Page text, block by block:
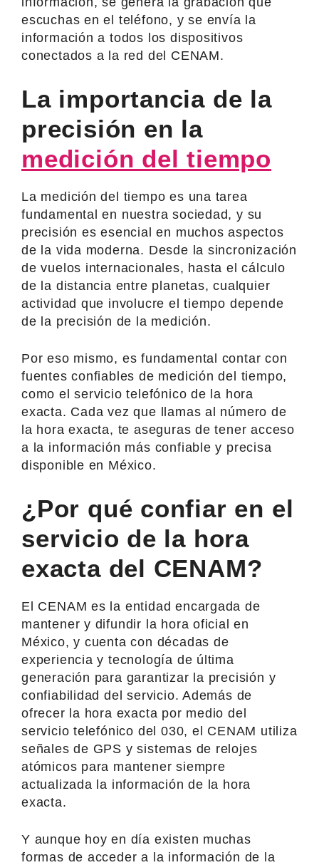
escuchas en el teléfono, y se envía la
información a todos los dispositivos
conectados a la red del CENAM.
La importancia de la
precisión en la
medición del tiempo
La medición del tiempo es una tarea
fundamental en nuestra sociedad, y su
precisión es esencial en muchos aspectos
de la vida moderna. Desde la sincronización
de vuelos internacionales, hasta el cálculo
de la distancia entre planetas, cualquier
actividad que involucre el tiempo depende
de la precisión de la medición.
Por eso mismo, es fundamental contar con
fuentes confiables de medición del tiempo,
como el servicio telefónico de la hora
exacta. Cada vez que llamas al número de
la hora exacta, te aseguras de tener acceso
a la información más confiable y precisa
disponible en México.
¿Por qué confiar en el
servicio de la hora
exacta del CENAM?
El CENAM es la entidad encargada de
mantener y difundir la hora oficial en
México, y cuenta con décadas de
experiencia y tecnología de última
generación para garantizar la precisión y
confiabilidad del servicio. Además de
ofrecer la hora exacta por medio del
servicio telefónico del 030, el CENAM utiliza
señales de GPS y sistemas de relojes
atómicos para mantener siempre
actualizada la información de la hora
exacta.
Y aunque hoy en día existen muchas
formas de acceder a la información de la